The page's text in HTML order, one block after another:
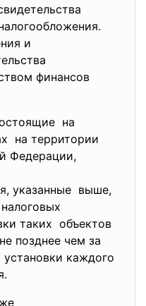
и
финансов
на
на территории
Федерации,
указанные выше,
таких объектов
позднее чем за
каждого